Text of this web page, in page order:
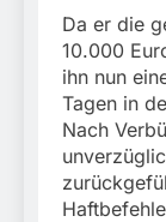
Da er die
10.000
ihn nun
Tagen in
Nach